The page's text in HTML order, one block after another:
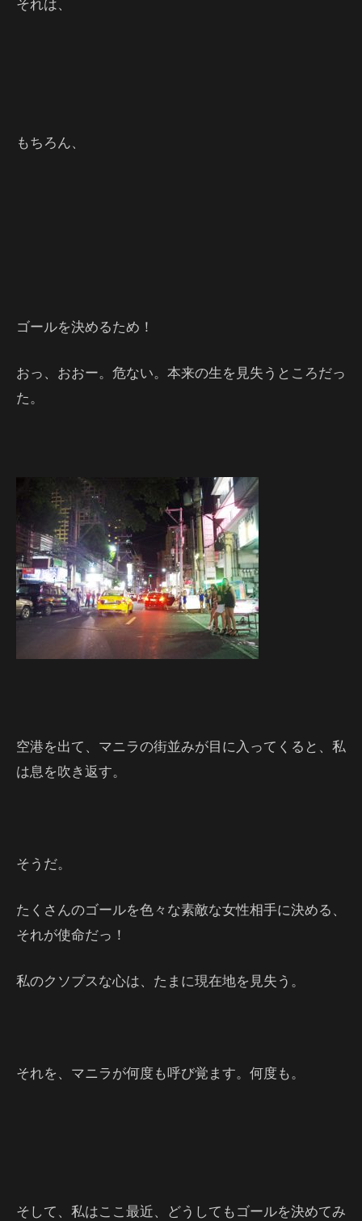
もちろん、
ゴールを決めるため！
おっ、おおー。危ない。本来の生を見失うところだっ
た。
空港を出て、マニラの街並みが目に入ってくると、私
は息を吹き返す。
そうだ。
たくさんのゴールを色々な素敵な女性相手に決める、
それが使命だっ！
私のクソブスな心は、たまに現在地を見失う。
それを、マニラが何度も呼び覚ます。何度も。
そして、私はここ最近、どうしてもゴールを決めてみ